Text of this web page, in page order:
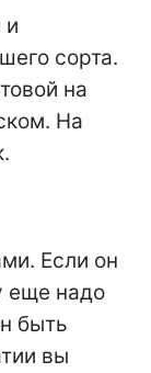
и
сорта.
на
На
Если он
еще надо
быть
вы